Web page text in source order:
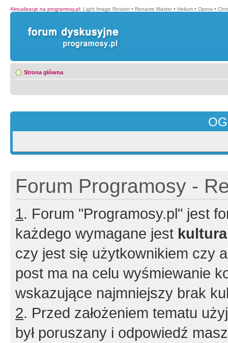
Aktualizacje na programosy.pl: Light Image Resizer • Rename Master • Helium • Opera •
Strona główna
Forum Programosy -
1. Forum "Programosy.pl" jest
każdego wymagane jest
czy jest się użytkownikiem czy
post ma na celu wyśmiewanie
wskazujące najmniejszy brak
2. Przed założeniem tematu
był poruszany i odpowiedź